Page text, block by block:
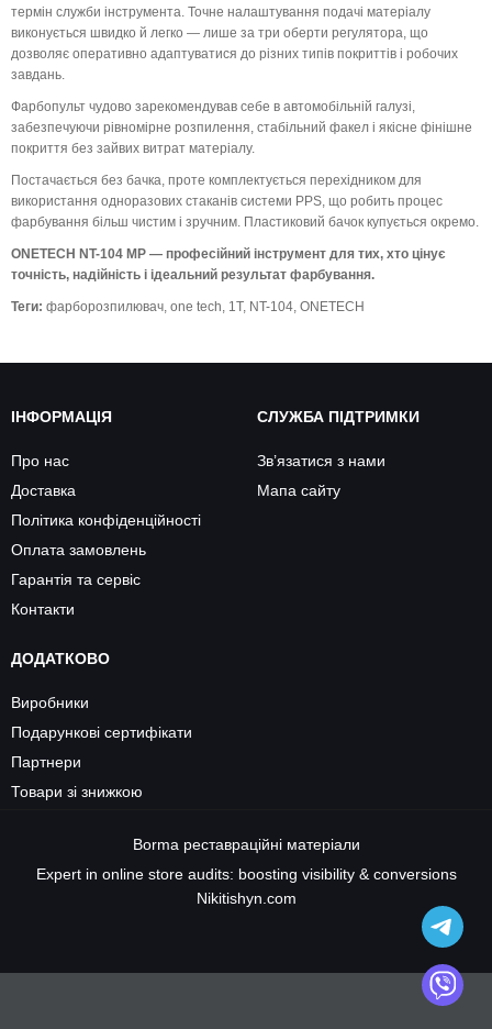
термін служби інструмента. Точне налаштування подачі матеріалу
виконується швидко й легко — лише за три оберти регулятора, що
дозволяє оперативно адаптуватися до різних типів покриттів і робочих
завдань.
Фарбопульт чудово зарекомендував себе в автомобільній галузі,
забезпечуючи рівномірне розпилення, стабільний факел і якісне фінішне
покриття без зайвих витрат матеріалу.
Постачається без бачка, проте комплектується перехідником для
використання одноразових стаканів системи PPS, що робить процес
фарбування більш чистим і зручним. Пластиковий бачок купується окремо.
ONETECH NT-104 MP — професійний інструмент для тих, хто цінує
точність, надійність і ідеальний результат фарбування.
Теги: фарборозпилювач, one tech, 1T, NT-104, ONETECH
ІНФОРМАЦІЯ
Про нас
Доставка
Політика конфіденційності
Оплата замовлень
Гарантія та сервіс
Контакти
СЛУЖБА ПІДТРИМКИ
Зв’язатися з нами
Мапа сайту
ДОДАТКОВО
Виробники
Подарункові сертифікати
Партнери
Товари зі знижкою
Borma реставраційні матеріали
Expert in online store audits: boosting visibility & conversions
Nikitishyn.com